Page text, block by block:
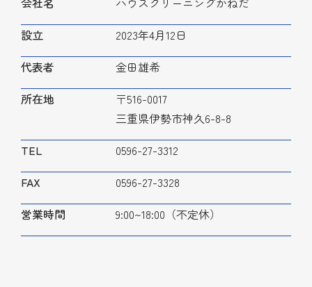
設立
2023年4月12日
代表者
金田雄希
所在地
〒516-0017
三重県伊勢市神久6-8-8
TEL
0596-27-3312
FAX
0596-27-3328
営業時間
9:00~18:00（不定休）